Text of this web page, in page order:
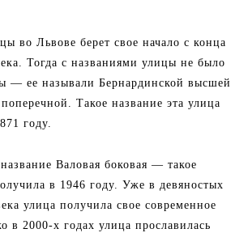
во Львове берет свое начало с конца
Тогда с названиями улицы не было
— ее называли Бернардинской высшей
Такое название эта улица
году.
Валовая боковая — такое
в 1946 году. Уже в девяностых
улица получила свое современное
в 2000-х годах улица прославилась